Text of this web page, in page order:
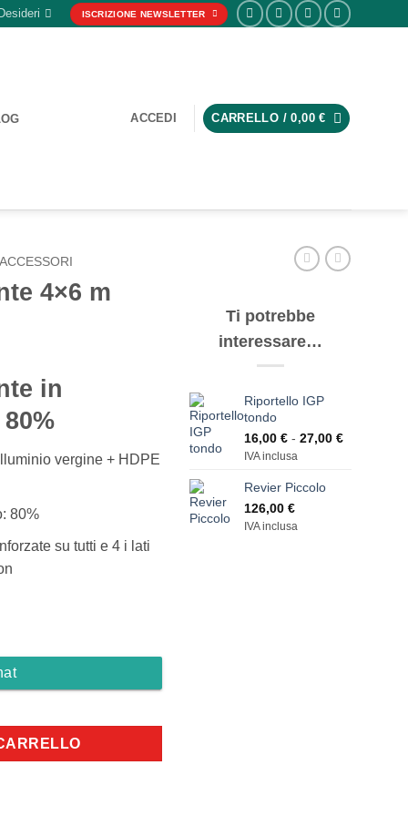
ISCRIZIONE NEWSLETTER
ACCEDI CARRELLO /0,00€
ACCESSORI
4×6 m
in
vergine + HDPE
80%
su tutti e 4 i lati
Ti potrebbe
interessare…
Riportello IGP
tondo
16,00 € - 27,00 €Fascia
IVA inclusa
Revier Piccolo
126,00 €
IVA inclusa